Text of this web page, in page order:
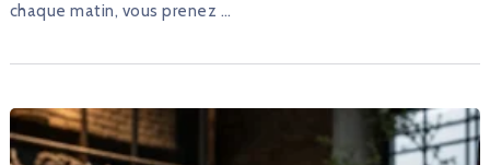
chaque matin, vous prenez …